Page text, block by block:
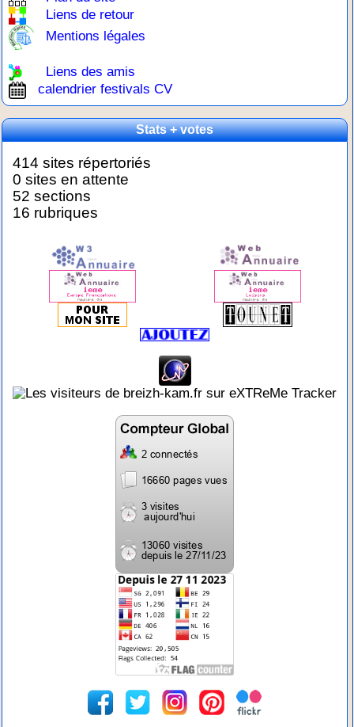
Liens de retour
Mentions légales
Liens des amis
calendrier festivals CV
Stats + votes
414 sites répertoriés
0 sites en attente
52 sections
16 rubriques